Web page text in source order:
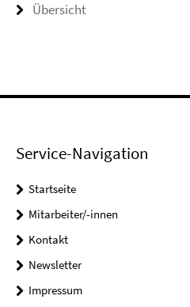
Übersicht
Service-Navigation
Startseite
Mitarbeiter/-innen
Kontakt
Newsletter
Impressum